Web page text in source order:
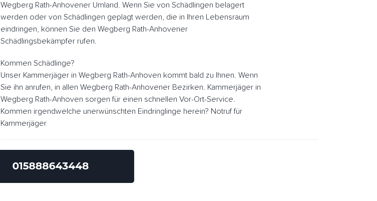
Wegberg Rath-Anhovener Umland. Wenn Sie von Schädlingen belagert
werden oder von Schädlingen geplagt werden, die in Ihren Lebensraum
eindringen, können Sie den Wegberg Rath-Anhovener
Schädlingsbekämpfer rufen.
Kommen Schädlinge?
Unser Kammerjäger in Wegberg Rath-Anhoven kommt bald zu Ihnen. Wenn
Sie ihn anrufen, in allen Wegberg Rath-Anhovener Bezirken. Kammerjäger in
Wegberg Rath-Anhoven sorgen für einen schnellen Vor-Ort-Service.
Kommen irgendwelche unerwünschten Eindringlinge herein? Notruf für
Kammerjäger